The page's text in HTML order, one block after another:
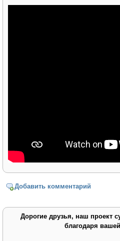
Добавить комментарий
Дорогие друзья, наш проект
благодаря